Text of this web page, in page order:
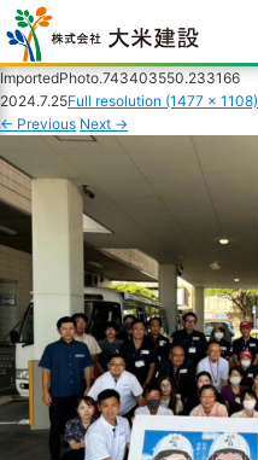
ImportedPhoto.743403550.233166
2024.7.25Full resolution (1477 × 1108)
← Previous Next →